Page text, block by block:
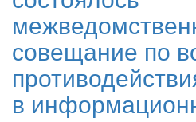
совещание по
в